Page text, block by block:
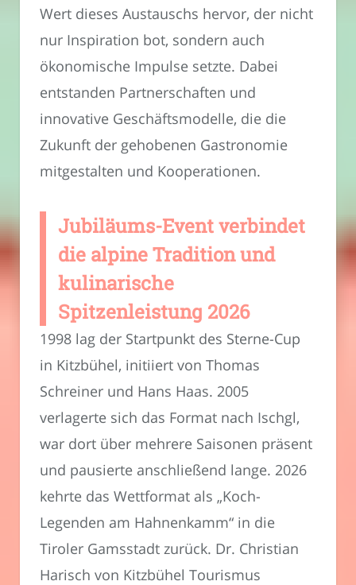
Wert dieses Austauschs hervor, der nicht
nur Inspiration bot, sondern auch
ökonomische Impulse setzte. Dabei
entstanden Partnerschaften und
innovative Geschäftsmodelle, die die
Zukunft der gehobenen Gastronomie
mitgestalten und Kooperationen.
Jubiläums-Event verbindet
die alpine Tradition und
kulinarische
Spitzenleistung 2026
1998 lag der Startpunkt des Sterne-Cup
in Kitzbühel, initiiert von Thomas
Schreiner und Hans Haas. 2005
verlagerte sich das Format nach Ischgl,
war dort über mehrere Saisonen präsent
und pausierte anschließend lange. 2026
kehrte das Wettformat als „Koch-
Legenden am Hahnenkamm“ in die
Tiroler Gamsstadt zurück. Dr. Christian
Harisch von Kitzbühel Tourismus